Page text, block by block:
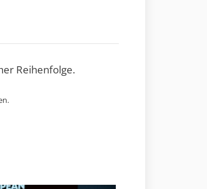
Reihenfolge.